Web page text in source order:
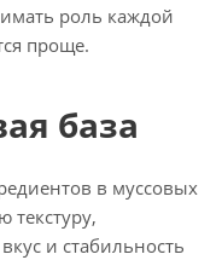
роль каждой
проще.
база
в муссовых
текстуру,
и стабильность